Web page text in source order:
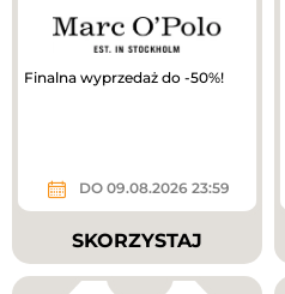
Finalna wyprzedaż do -50%!
DO 09.08.2026 23:59
SKORZYSTAJ